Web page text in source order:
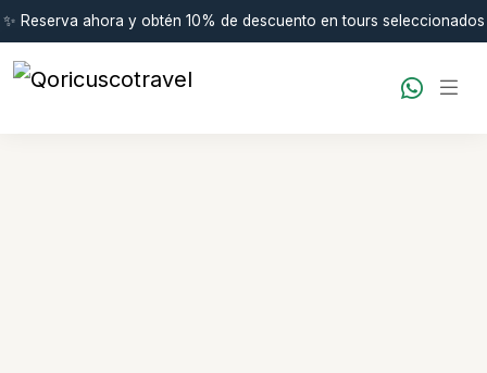
✨ Reserva ahora y obtén 10% de descuento en tours seleccionados